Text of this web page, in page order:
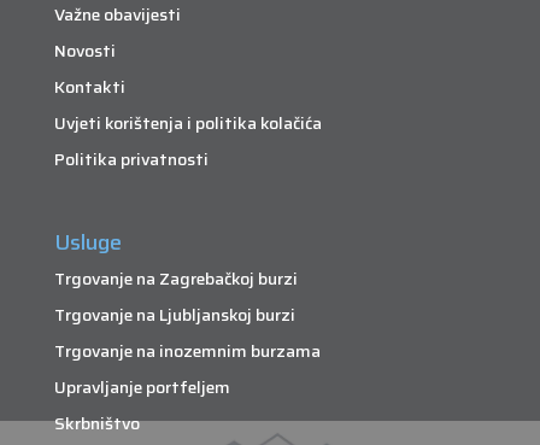
Važne obavijesti
Novosti
Kontakti
Uvjeti korištenja i politika kolačića
Politika privatnosti
Usluge
Trgovanje na Zagrebačkoj burzi
Trgovanje na Ljubljanskoj burzi
Trgovanje na inozemnim burzama
Upravljanje portfeljem
Skrbništvo